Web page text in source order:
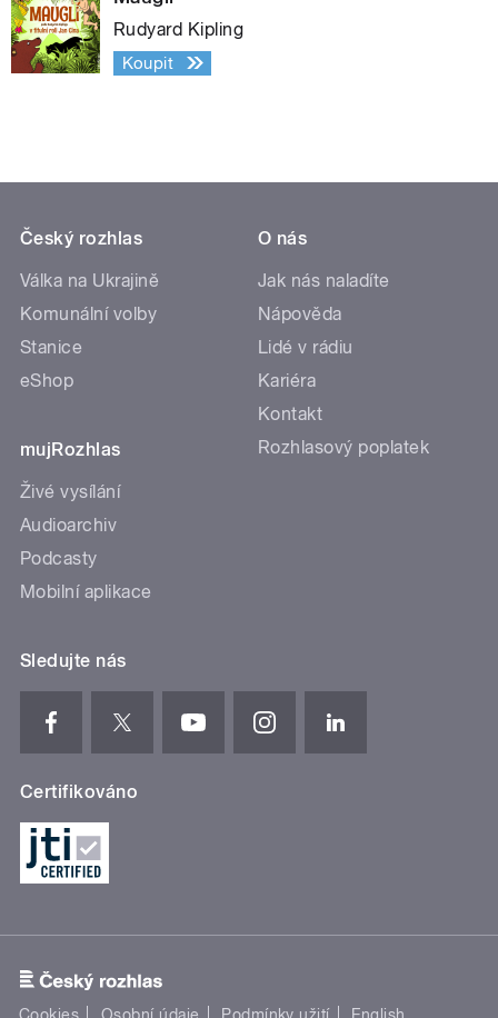
Rudyard Kipling
Koupit
Český rozhlas
Válka na Ukrajině
Komunální volby
Stanice
eShop
mujRozhlas
Živé vysílání
Audioarchiv
Podcasty
Mobilní aplikace
O nás
Jak nás naladíte
Nápověda
Lidé v rádiu
Kariéra
Kontakt
Rozhlasový poplatek
Sledujte nás
Certifikováno